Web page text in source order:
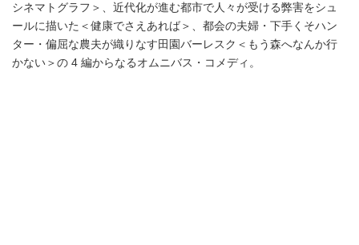
シネマトグラフ＞、近代化が進む都市で人々が受ける弊害をシュ
ールに描いた＜健康でさえあれば＞、都会の夫婦・下手くそハン
ター・偏屈な農夫が織りなす田園バーレスク＜もう森へなんか行
かない＞の 4 編からなるオムニバス・コメディ。